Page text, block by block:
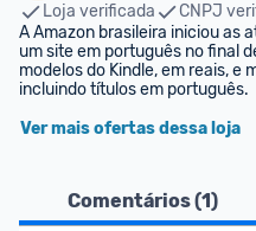
Loja verificada
CNPJ
A Amazon brasileira iniciou as
um site em português no final
modelos do Kindle, em reais, e
incluindo títulos em português.
Ver mais ofertas dessa loja
Comentários (1)